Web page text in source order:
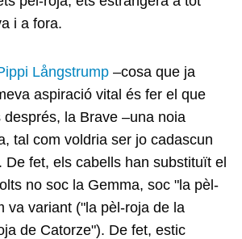
i a fora.
Långstrump –cosa que ja
aspiració vital és fer el que
la Brave –una noia
tal com voldria ser jo cadascun
De fet, els cabells han substituït el
no soc la Gemma, soc "la pèl-
va variant ("la pèl-roja de la
de Catorze"). De fet, estic